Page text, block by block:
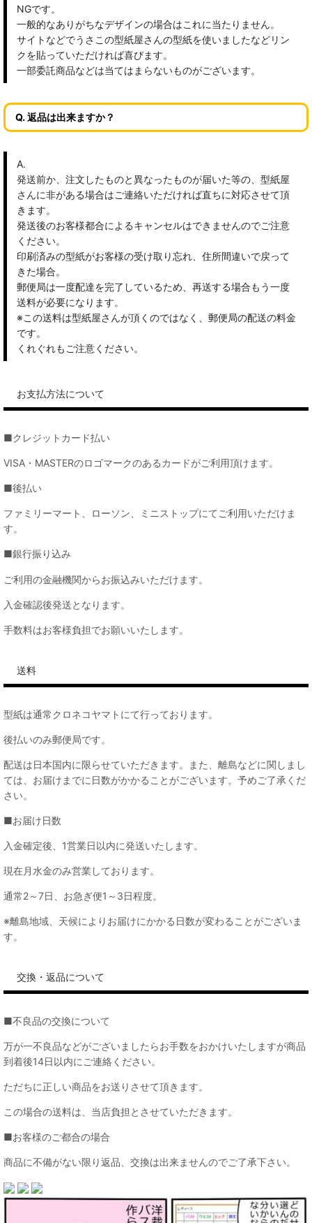
NGです。
一般的なありがちなデザインの場合はこれに当たりません。
サイトなどでうさこの型紙屋さんの型紙を使いましたなどリン
クを貼っていただければ喜びます。
一部委託商品などは当てはまらないものがございます。
Q. 返品は出来ますか？
A.
発送前か、注文したものと異なったものが届いた等の、型紙屋
さんに非がある場合はご連絡いただければ直ちに対応させて頂
きます。
発送後のお客様都合によるキャンセルはできませんのでご注意
ください。
印刷済みの型紙がお客様の受け取り忘れ、住所間違いで戻って
きた場合。
郵便局は一度配達を完了しているため、再送する場合もう一度
送料が必要になります。
※この送料は型紙屋さんが頂くのではなく、郵便局の配送の料金
です。
くれぐれもご注意ください。
お支払方法について
■クレジットカード払い
VISA・MASTERのロゴマークのあるカードがご利用頂けます。
■後払い
ファミリーマート、ローソン、ミニストップにてご利用いただけま
す。
■銀行振り込み
ご利用の金融機関からお振込みいただけます。
入金確認後発送となります。
手数料はお客様負担でお願いいたします。
送料
型紙は通常クロネコヤマトにて行っております。
後払いのみ郵便局です。
配送は日本国内に限らせていただきます。また、離島などに関しまし
ては、お届けまでに日数がかかることがございます。予めご了承くだ
さい。
■お届け日数
入金確定後、1営業日以内に発送いたします。
現在月水金のみ営業しております。
通常2～7日、お急ぎ便1～3日程度。
※離島地域、天候によりお届けにかかる日数が変わることがございま
す。
交換・返品について
■不良品の交換について
万が一不良品などがございましたらお手数をおかけいたしますが商品
到着後14日以内にご連絡ください。
ただちに正しい商品をお送りさせて頂きます。
この場合の送料は、当店負担とさせていただきます。
■お客様のご都合の場合
商品に不備がない限り返品、交換は出来ませんのでご了承下さい。